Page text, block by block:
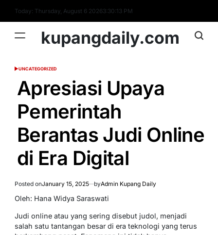
content
Today: Thursday, August 6 20263:30:14 PM
kupangdaily.com
POSTED
UNCATEGORIZED
Apresiasi Upaya
Pemerintah
Berantas Judi Online
di Era Digital
Posted onJanuary 15, 2025 byAdmin Kupang Daily
Oleh: Hana Widya Saraswati
Judi online atau yang sering disebut judol, menjadi
salah satu tantangan besar di era teknologi yang terus